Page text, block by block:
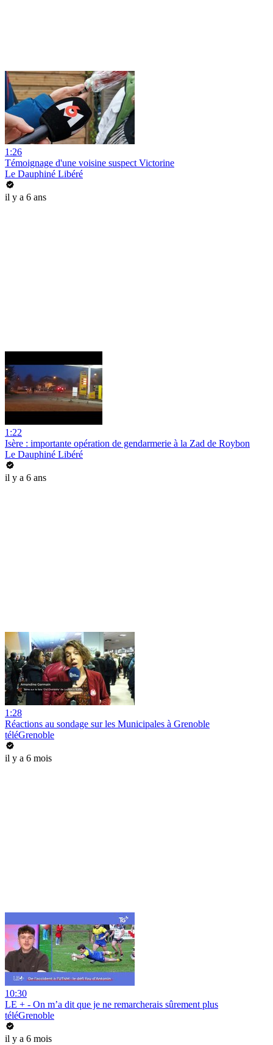
1:26
Témoignage d'une voisine suspect Victorine
Le Dauphiné Libéré
il y a 6 ans
1:22
Isère : importante opération de gendarmerie à la Zad de Roybon
Le Dauphiné Libéré
il y a 6 ans
1:28
Réactions au sondage sur les Municipales à Grenoble
téléGrenoble
il y a 6 mois
10:30
LE + - On m’a dit que je ne remarcherais sûrement plus
téléGrenoble
il y a 6 mois